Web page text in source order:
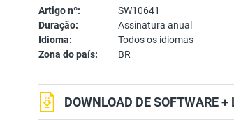
Artigo nº:
SW10641
Duração:
Assinatura anual
Idioma:
Todos os idiomas
Zona do país:
BR
DOWNLOAD DE SOFTWARE +